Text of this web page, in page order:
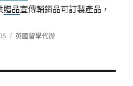
贈品宣傳輔銷品可訂製產品，
分
英國留學代辦